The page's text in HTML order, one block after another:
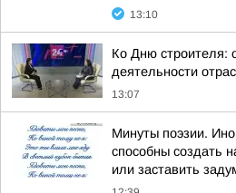
13:10
Ко Дню строителя:
деятельности
13:07
Минуты поэзии.
способны создать
или заставить